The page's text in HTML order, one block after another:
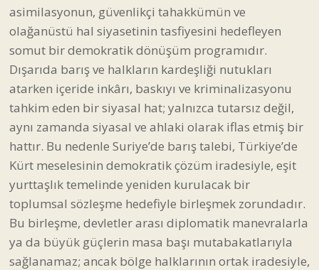
asimilasyonun, güvenlikçi tahakkümün ve
olağanüstü hal siyasetinin tasfiyesini hedefleyen
somut bir demokratik dönüşüm programıdır.
Dışarıda barış ve halkların kardeşliği nutukları
atarken içeride inkârı, baskıyı ve kriminalizasyonu
tahkim eden bir siyasal hat; yalnızca tutarsız değil,
aynı zamanda siyasal ve ahlaki olarak iflas etmiş bir
hattır. Bu nedenle Suriye’de barış talebi, Türkiye’de
Kürt meselesinin demokratik çözüm iradesiyle, eşit
yurttaşlık temelinde yeniden kurulacak bir
toplumsal sözleşme hedefiyle birleşmek zorundadır.
Bu birleşme, devletler arası diplomatik manevralarla
ya da büyük güçlerin masa başı mutabakatlarıyla
sağlanamaz; ancak bölge halklarının ortak iradesiyle,